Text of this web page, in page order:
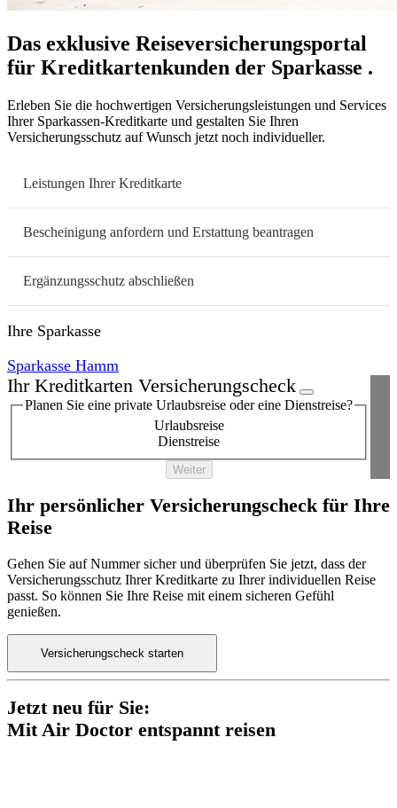
Das exklusive Reiseversicherungsportal
für Kreditkartenkunden der Sparkasse .
Erleben Sie die hochwertigen Versicherungsleistungen und Services
Ihrer Sparkassen-Kreditkarte und gestalten Sie Ihren
Versicherungsschutz auf Wunsch jetzt noch individueller.
Leistungen Ihrer Kreditkarte
Bescheinigung anfordern und Erstattung beantragen
Ergänzungsschutz abschließen
Ihre Sparkasse
Sparkasse Hamm
Ihr Kreditkarten Versicherungscheck
Planen Sie eine private Urlaubsreise oder eine Dienstreise?
Urlaubsreise
Dienstreise
Weiter
Ihr persönlicher Versicherungscheck für Ihre
Reise
Gehen Sie auf Nummer sicher und überprüfen Sie jetzt, dass der
Versicherungsschutz Ihrer Kreditkarte zu Ihrer individuellen Reise
passt. So können Sie Ihre Reise mit einem sicheren Gefühl
genießen.
Versicherungscheck starten
Jetzt neu für Sie:
Mit Air Doctor entspannt reisen